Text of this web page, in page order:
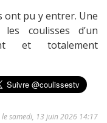
ont pu y entrer. Une
coulisses d’un
et totalement
samedi, 13 juin 2026 14:17